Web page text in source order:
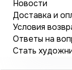
Новости
Доставка и
Условия
Ответы на
Стать